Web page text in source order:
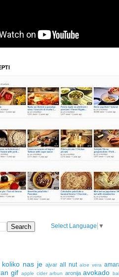
Select Language ▼
koliko nas je ajvar all nut aloe vera
gif apple cider arbun aronija avokado